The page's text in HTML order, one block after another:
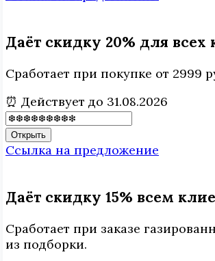
Даёт скидку 20% для всех
Сработает при покупке от 2999
⏰ Действует до 31.08.2026
Открыть
Ссылка на предложение
Даёт скидку 15% всем
Сработает при заказе
из подборки.